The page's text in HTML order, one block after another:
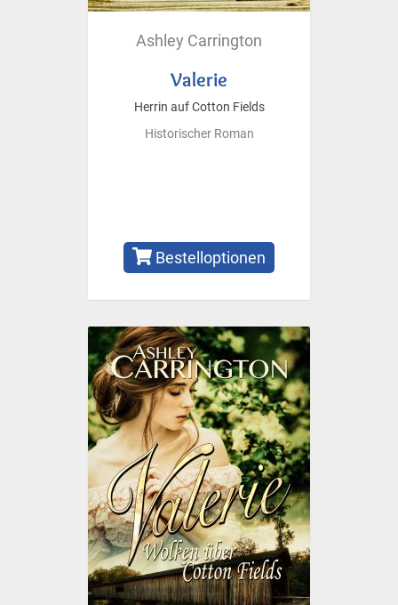
Ashley Carrington
Valerie
Herrin auf Cotton Fields
Historischer Roman
Bestelloptionen